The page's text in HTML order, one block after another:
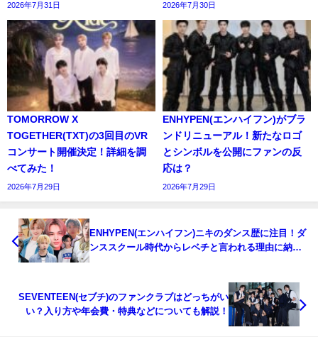
2026年7月31日 2026年7月30日
TOMORROW X
TOGETHER(TXT)の3回目のVR
コンサート開催決定！詳細を調
べてみた！
2026年7月29日
ENHYPEN(エンハイフン)がブラ
ンドリニューアル！新たなロゴ
とシンボルを公開にファンの反
応は？
2026年7月29日
ENHYPEN(エンハイフン)ニキのダンス歴に注目！ダ
ンススクール時代からレベチと言われる理由に納
SEVENTEEN(セブチ)のファンクラブはどっちがい
い？入り方や年会費・特典などについても解説！